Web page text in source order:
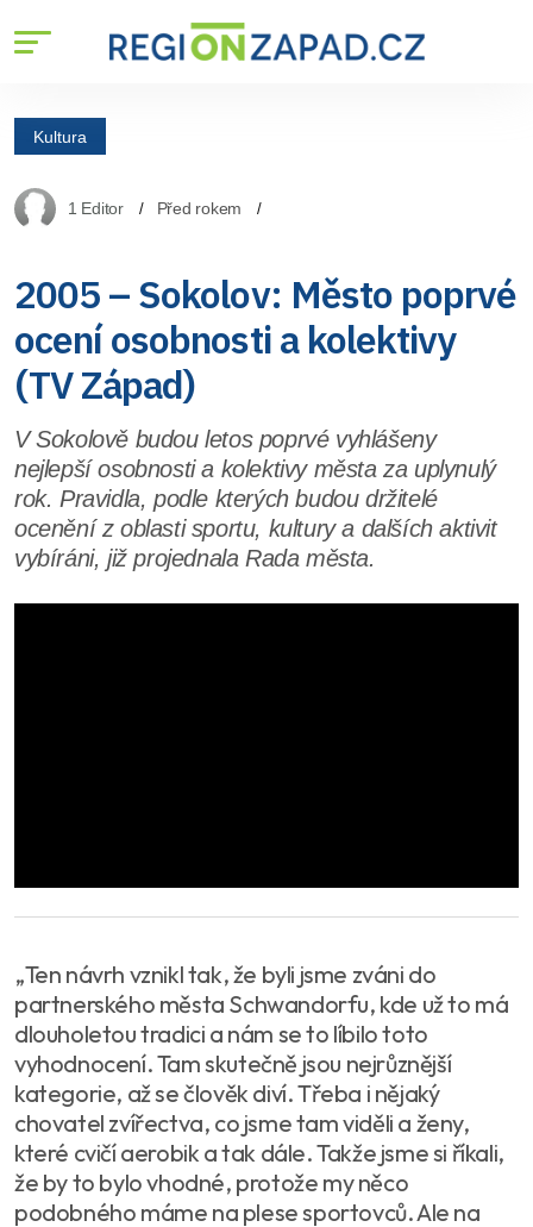
Kultura
1 Editor Před rokem
2005 – Sokolov: Město poprvé
ocení osobnosti a kolektivy
(TV Západ)
V Sokolově budou letos poprvé vyhlášeny
nejlepší osobnosti a kolektivy města za uplynulý
rok. Pravidla, podle kterých budou držitelé
ocenění z oblasti sportu, kultury a dalších aktivit
vybíráni, již projednala Rada města.
„Ten návrh vznikl tak, že byli jsme zváni do
partnerského města Schwandorfu, kde už to má
dlouholetou tradici a nám se to líbilo toto
vyhodnocení. Tam skutečně jsou nejrůznější
kategorie, až se člověk diví. Třeba i nějaký
chovatel zvířectva, co jsme tam viděli a ženy,
které cvičí aerobik a tak dále. Takže jsme si říkali,
že by to bylo vhodné, protože my něco
podobného máme na plese sportovců. Ale na